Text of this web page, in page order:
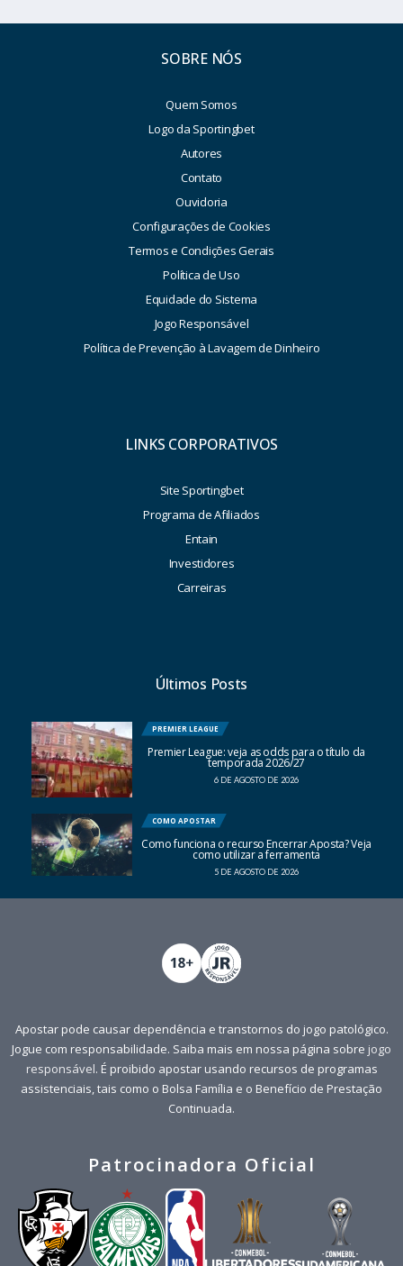
SOBRE NÓS
Quem Somos
Logo da Sportingbet
Autores
Contato
Ouvidoria
Configurações de Cookies
Termos e Condições Gerais
Política de Uso
Equidade do Sistema
Jogo Responsável
Política de Prevenção à Lavagem de Dinheiro
LINKS CORPORATIVOS
Site Sportingbet
Programa de Afiliados
Entain
Investidores
Carreiras
Últimos Posts
PREMIER LEAGUE
Premier League: veja as odds para o título da
temporada 2026/27
6 DE AGOSTO DE 2026
COMO APOSTAR
Como funciona o recurso Encerrar Aposta? Veja
como utilizar a ferramenta
5 DE AGOSTO DE 2026
Apostar pode causar dependência e transtornos do jogo patológico.
Jogue com responsabilidade. Saiba mais em nossa página sobre jogo
responsável. É proibido apostar usando recursos de programas
assistenciais, tais como o Bolsa Família e o Benefício de Prestação
Continuada.
Patrocinadora Oficial